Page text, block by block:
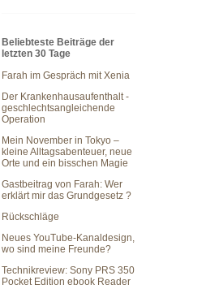
Beliebteste Beiträge der
letzten 30 Tage
Farah im Gespräch mit Xenia
Der Krankenhausaufenthalt -
geschlechtsangleichende
Operation
Mein November in Tokyo –
kleine Alltagsabenteuer, neue
Orte und ein bisschen Magie
Gastbeitrag von Farah: Wer
erklärt mir das Grundgesetz ?
Rückschläge
Neues YouTube-Kanaldesign,
wo sind meine Freunde?
Technikreview: Sony PRS 350
Pocket Edition ebook Reader